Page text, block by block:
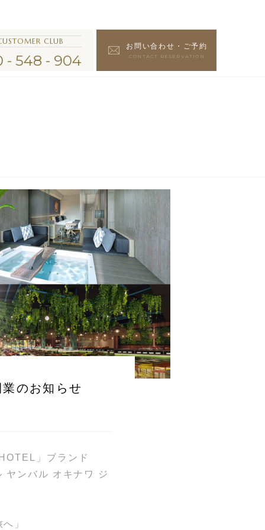
CLUB
- 548 - 904
お問い合わせ・ご予約
CONTACT RESERVATION
のお知らせ
」ブランド
ンバル オキナワ ジ
」